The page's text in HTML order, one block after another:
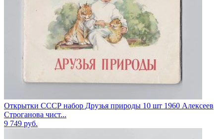
Открытки СССР набор Друзья природы 10 шт 1960 Алексеев
Строганова чист...
9 749 руб.